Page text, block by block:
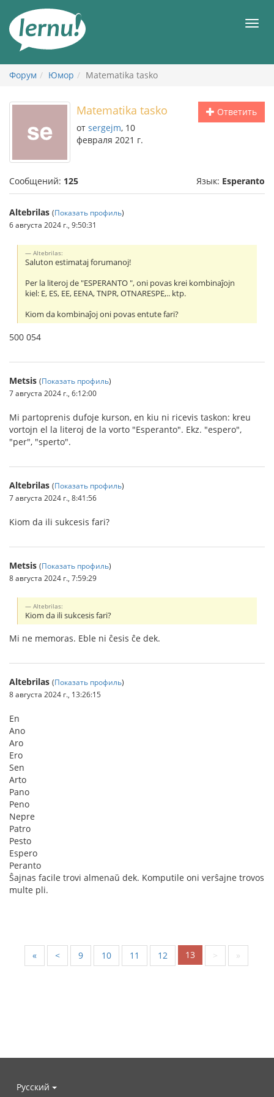
содержанию
Форум Юмор Matematika tasko
Ответить
Matematika tasko
от sergejm, 10
февраля 2021 г.
Сообщений: 125 Язык: Esperanto
Altebrilas (Показать профиль)
6 августа 2024 г., 9:50:31
Altebrilas:
Saluton estimataj forumanoj!
Per la literoj de "ESPERANTO ", oni povas krei kombinaĵojn
kiel: E, ES, EE, EENA, TNPR, OTNARESPE,.. ktp.
Kiom da kombinaĵoj oni povas entute fari?
500 054
Metsis (Показать профиль)
7 августа 2024 г., 6:12:00
Mi partoprenis dufoje kurson, en kiu ni ricevis taskon: kreu
vortojn el la literoj de la vorto "Esperanto". Ekz. "espero",
"per", "sperto".
Altebrilas (Показать профиль)
7 августа 2024 г., 8:41:56
Kiom da ili sukcesis fari?
Metsis (Показать профиль)
8 августа 2024 г., 7:59:29
Altebrilas:
Kiom da ili sukcesis fari?
Mi ne memoras. Eble ni ĉesis ĉe dek.
Altebrilas (Показать профиль)
8 августа 2024 г., 13:26:15
En
Ano
Aro
Ero
Sen
Arto
Pano
Peno
Nepre
Patro
Pesto
Espero
Peranto
Ŝajnas facile trovi almenaŭ dek. Komputile oni verŝajne trovos
multe pli.
« < 9 10 11 12 13 > »
Русский